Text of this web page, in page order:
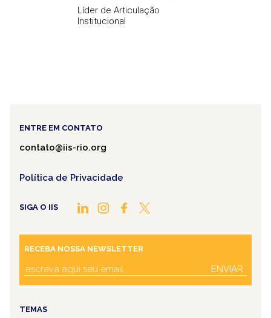
Líder de Articulação
Institucional
ENTRE EM CONTATO
contato@iis-rio.org
Política de Privacidade
SIGA O IIS
RECEBA NOSSA NEWSLETTER
ENVIAR
TEMAS